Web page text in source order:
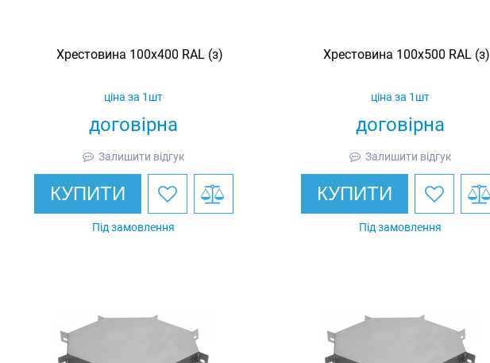
Хрестовина 100х400 RAL (з)
договірна
ціна за 1шт
Залишити відгук
КУПИТИ
Під замовлення
Хрестовина 100х500 RAL (з)
договірна
ціна за 1шт
Залишити відгук
КУПИТИ
Під замовлення